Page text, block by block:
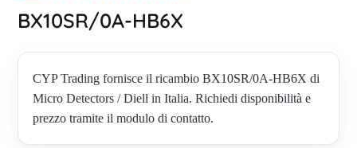
BX10SR/0A-HB6X
CYP Trading fornisce il ricambio BX10SR/0A-HB6X di
Micro Detectors / Diell in Italia. Richiedi disponibilità e
prezzo tramite il modulo di contatto.